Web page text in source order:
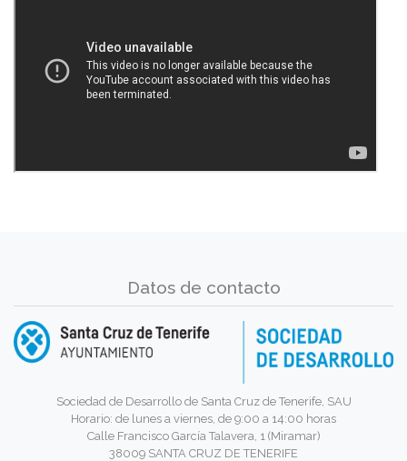
Datos de contacto
Sociedad de Desarrollo de Santa Cruz de Tenerife, SAU
Horario: de lunes a viernes, de 9:00 a 14:00 horas
Calle Francisco García Talavera, 1 (Miramar)
38009 SANTA CRUZ DE TENERIFE